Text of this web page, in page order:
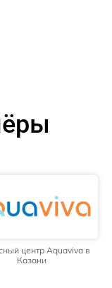
центр Aquaviva в
Казани